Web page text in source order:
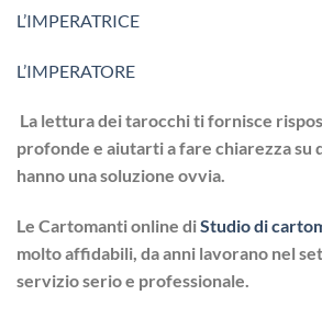
L’IMPERATRICE
L’IMPERATORE
La lettura dei tarocchi ti fornisce
profonde e aiutarti a fare chiarezza su
hanno una soluzione ovvia.
Le Cartomanti online diStudio di
molto affidabili, da anni lavorano nel
servizio serio e professionale.